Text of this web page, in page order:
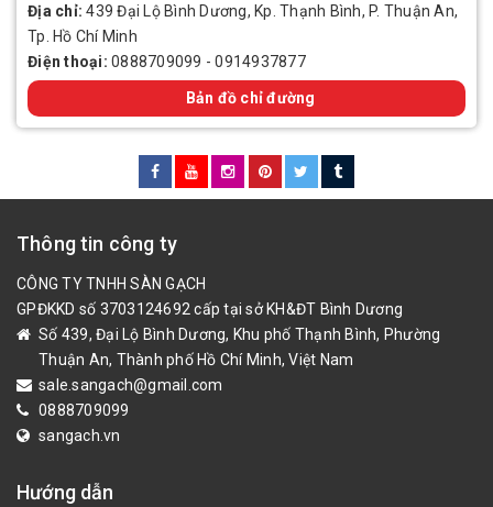
Địa chỉ:439 Đại Lộ Bình Dương, Kp. Thạnh Bình, P. Thuận An,
Tp. Hồ Chí Minh
Điện thoại: 0888709099 -0914937877
Bản đồ chỉ đường
Thông tin công ty
CÔNG TY TNHH SÀN GẠCH
GPĐKKD số 3703124692 cấp tại sở KH&ĐT Bình Dương
Số 439, Đại Lộ Bình Dương, Khu phố Thạnh Bình, Phường
Thuận An, Thành phố Hồ Chí Minh, Việt Nam
sale.sangach@gmail.com
0888709099
sangach.vn
Hướng dẫn